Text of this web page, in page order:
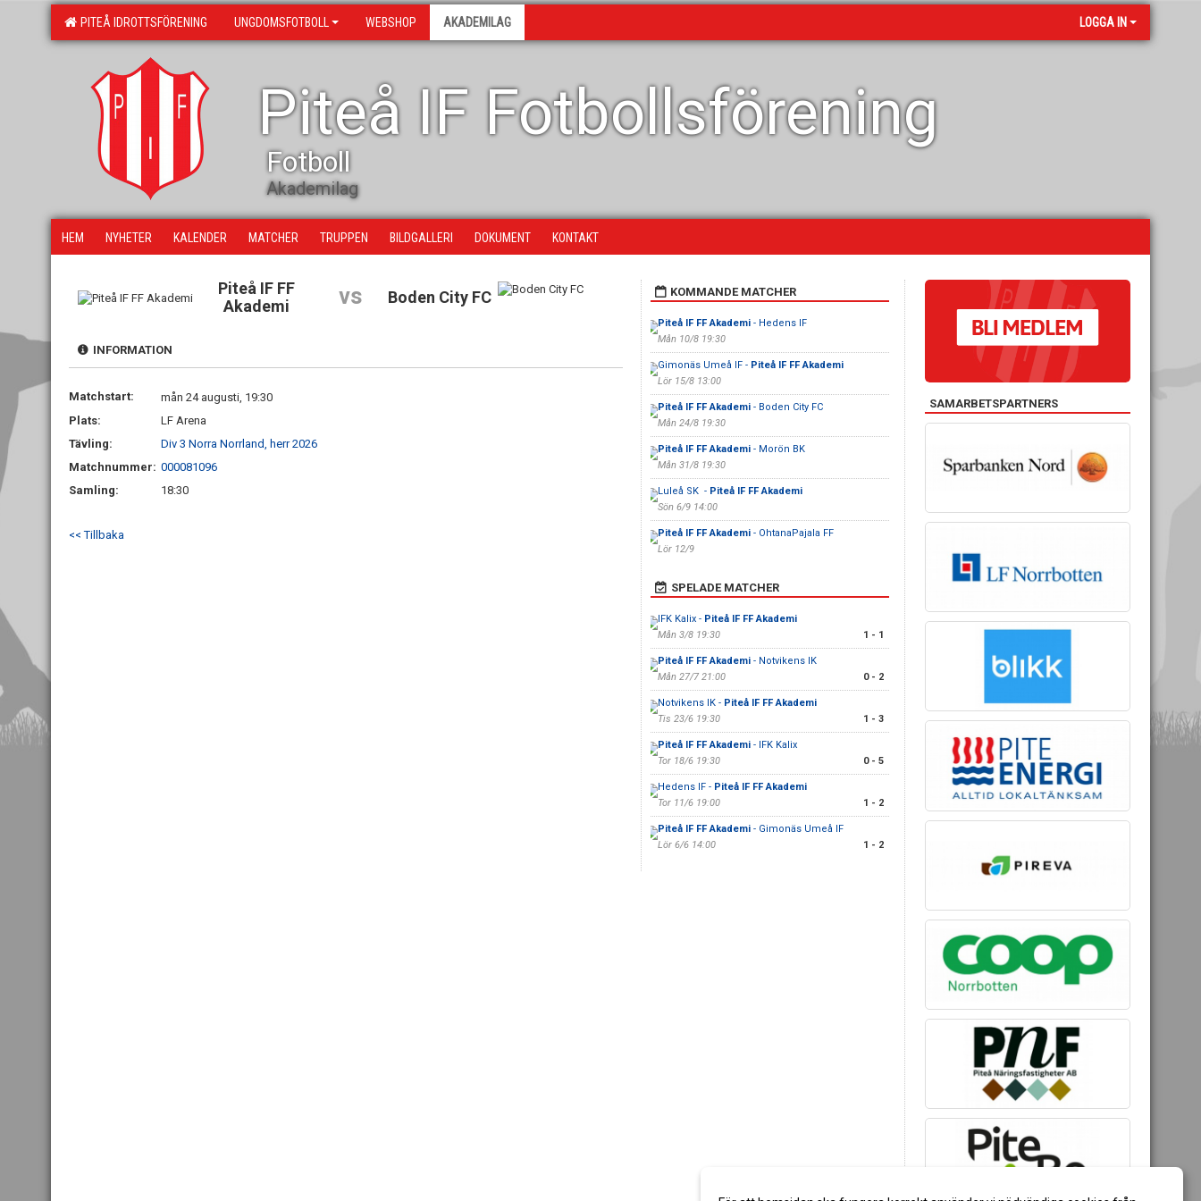
PITEÅ IDROTTSFÖRENING UNGDOMSFOTBOLL WEBSHOP AKADEMILAG LOGGA IN
Piteå IF Fotbollsförening
Fotboll
Akademilag
HEM NYHETER KALENDER MATCHER TRUPPEN BILDGALLERI DOKUMENT KONTAKT
Piteå IF FF
Akademi
vs Boden City FC
INFORMATION
Matchstart:
mån 24 augusti, 19:30
Plats:
LF Arena
Tävling:
Div 3 Norra Norrland, herr 2026
Matchnummer: 000081096
Samling:
18:30
<< Tillbaka
KOMMANDE MATCHER
Piteå IF FF Akademi- Hedens IF
Mån 10/8 19:30
Gimonäs Umeå IF - Piteå IF FF Akademi
Lör 15/8 13:00
Piteå IF FF Akademi- Boden City FC
Mån 24/8 19:30
Piteå IF FF Akademi- Morön BK
Mån 31/8 19:30
Luleå SK - Piteå IF FF Akademi
Sön 6/9 14:00
Piteå IF FF Akademi- OhtanaPajala FF
Lör 12/9
SPELADE MATCHER
IFK Kalix - Piteå IF FF Akademi
Mån 3/8 19:30
1 - 1
Piteå IF FF Akademi- Notvikens IK
Mån 27/7 21:00
0 - 2
Notvikens IK - Piteå IF FF Akademi
Tis 23/6 19:30
1 - 3
Piteå IF FF Akademi- IFK Kalix
Tor 18/6 19:30
0 - 5
Hedens IF - Piteå IF FF Akademi
Tor 11/6 19:00
1 - 2
Piteå IF FF Akademi- Gimonäs Umeå IF
Lör 6/6 14:00
1 - 2
SAMARBETSPARTNERS